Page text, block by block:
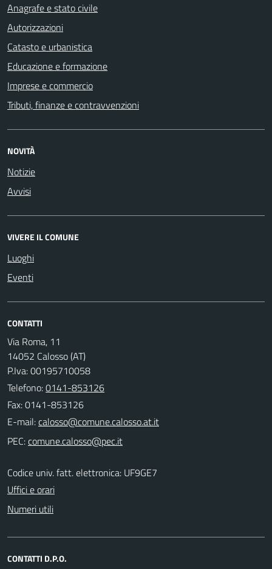
Anagrafe e stato civile
Autorizzazioni
Catasto e urbanistica
Educazione e formazione
Imprese e commercio
Tributi, finanze e contravvenzioni
NOVITÀ
Notizie
Avvisi
VIVERE IL COMUNE
Luoghi
Eventi
CONTATTI
Via Roma, 11
14052 Calosso (AT)
P.Iva: 00195710058
Telefono:0141-853126
Fax: 0141-853126
E-mail:
PEC:
Codice univ. fatt. elettronica: UF9GE7
Uffici e orari
Numeri utili
CONTATTI D.P.O.